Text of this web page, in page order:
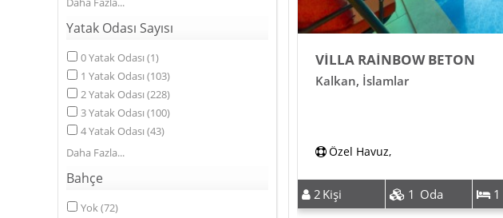
Yatak Odası Sayısı
0Yatak Odası (1)
1 Yatak Odası (103)
2Yatak Odası (228)
3Yatak Odası (100)
4Yatak Odası (43)
Daha Fazla
Bahçe
Yok(72)
VİLLA RAİNBOW BETON
Kalkan, İslamlar
Özel Havuz,
2 Kişi 1 Oda 1